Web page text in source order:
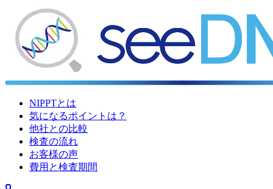
NIPPTとは
気になるポイントは？
他社との比較
検査の流れ
お客様の声
費用と検査期間